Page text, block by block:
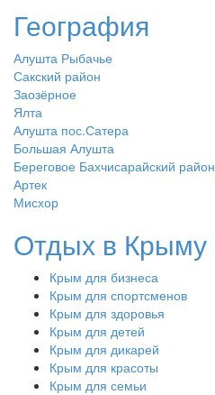
География
Алушта Рыбачье
Сакский район
Заозёрное
Ялта
Алушта пос.Сатера
Большая Алушта
Береговое Бахчисарайский район
Артек
Мисхор
Отдых в Крыму
Крым для бизнеса
Крым для спортсменов
Крым для здоровья
Крым для детей
Крым для дикарей
Крым для красоты
Крым для семьи